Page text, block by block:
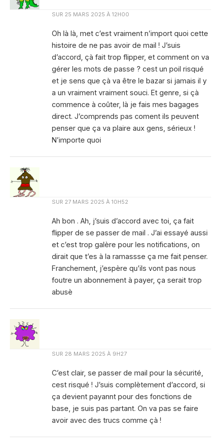
SUR 25 MARS 2025 À 12H00
Oh là là, met c’est vraiment n’import quoi cette
histoire de ne pas avoir de mail ! J’suis
d’accord, çà fait trop flipper, et comment on va
gérer les mots de passe ? cest un poil risqué
et je sens que çà va être le bazar si jamais il y
a un vraiment vraiment souci. Et genre, si çà
commence à coûter, là je fais mes bagages
direct. J’comprends pas coment ils peuvent
penser que ça va plaire aux gens, sérieux !
N’importe quoi
SUR 27 MARS 2025 À 10H52
Ah bon . Ah, j’suis d’accord avec toi, ça fait
flipper de se passer de mail . J’ai essayé aussi
et c’est trop galère pour les notifications, on
dirait que t’es à la ramassse ça me fait penser.
Franchement, j’espère qu’ils vont pas nous
foutre un abonnement à payer, ça serait trop
abusè
SUR 28 MARS 2025 À 9H27
C’est clair, se passer de mail pour la sécurité,
cest risqué ! J’suis complètement d’accord, si
ça devient payannt pour des fonctions de
base, je suis pas partant. On va pas se faire
avoir avec des trucs comme çà !